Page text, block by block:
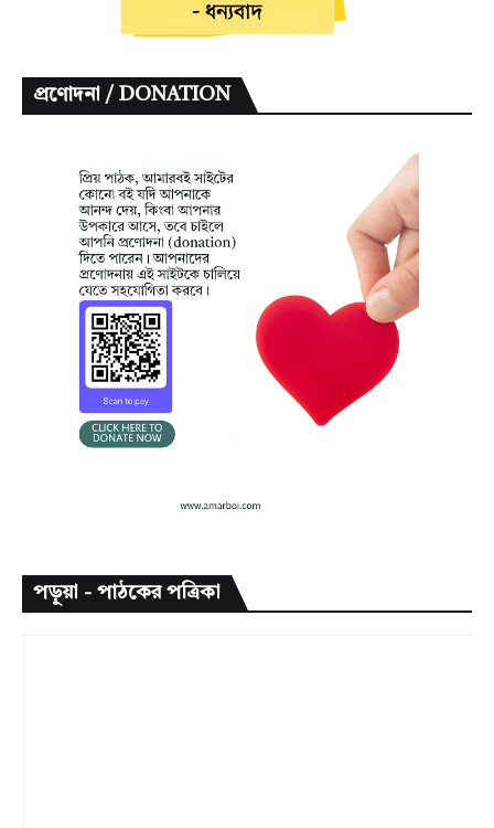
প্রণোদনা / DONATION
পড়ুয়া - পাঠকের পত্রিকা